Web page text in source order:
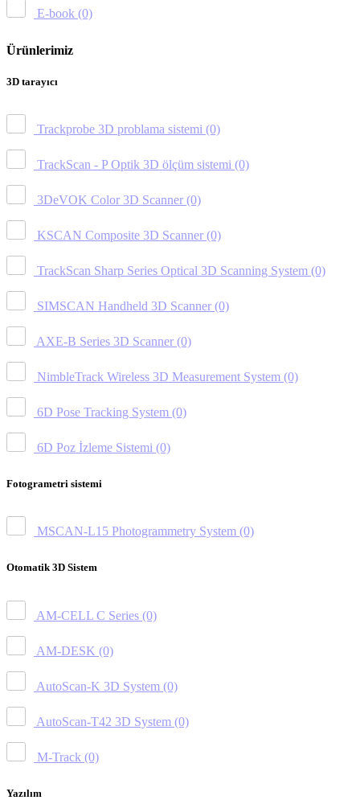
E-book (0)
Ürünlerimiz
3D tarayıcı
Trackprobe 3D problama sistemi (0)
TrackScan - P Optik 3D ölçüm sistemi (0)
3DeVOK Color 3D Scanner (0)
KSCAN Composite 3D Scanner (0)
TrackScan Sharp Series Optical 3D Scanning System (0)
SIMSCAN Handheld 3D Scanner (0)
AXE-B Series 3D Scanner (0)
NimbleTrack Wireless 3D Measurement System (0)
6D Pose Tracking System (0)
6D Poz İzleme Sistemi (0)
Fotogrametri sistemi
MSCAN-L15 Photogrammetry System (0)
Otomatik 3D Sistem
AM-CELL C Series (0)
AM-DESK (0)
AutoScan-K 3D System (0)
AutoScan-T42 3D System (0)
M-Track (0)
Yazılım